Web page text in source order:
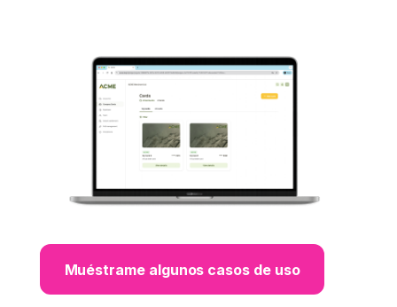
Muéstrame algunos casos de uso